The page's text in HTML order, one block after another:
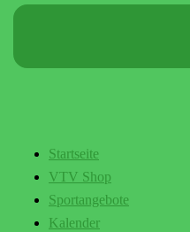
Startseite
VTV Shop
Sportangebote
Kalender